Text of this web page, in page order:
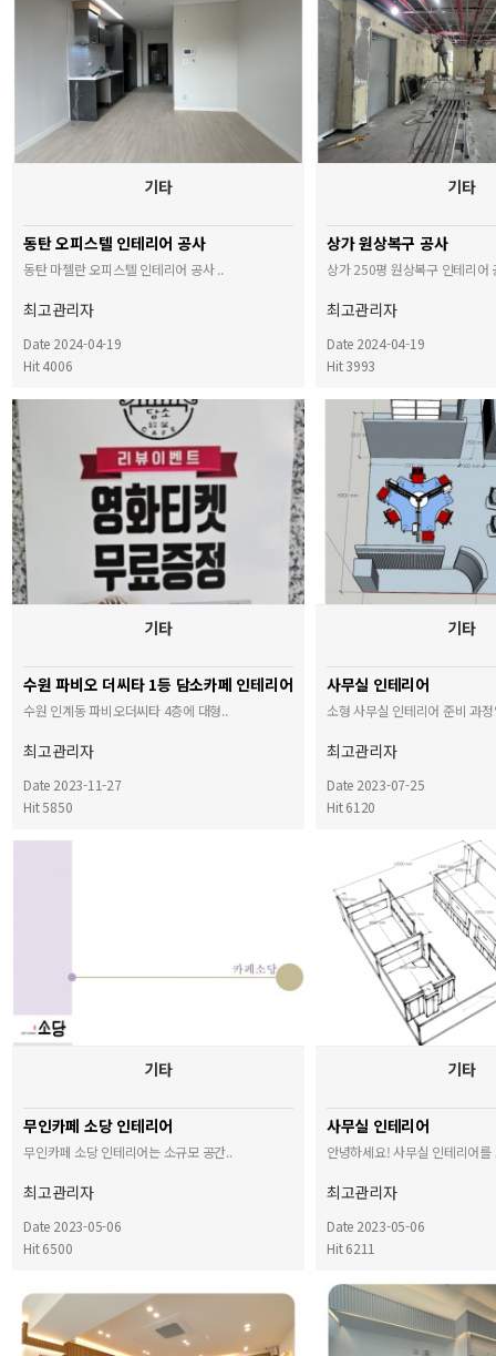
기타
동탄 오피스텔 인테리어 공사
동탄 마젤란 오피스텔 인테리어 공사 ..
최고관리자
Date 2024-04-19
Hit 4006
기타
상가 원상복구 공사
상가 250평 원상복구 인테리어
최고관리자
Date 2024-04-19
Hit 3993
기타
수원 파비오 더씨타 1등 담소카페 인테리어
수원 인계동 파비오더씨타 4층에 대형..
최고관리자
Date 2023-11-27
Hit 5850
기타
사무실 인테리어
소형 사무실 인테리어 준비 과
최고관리자
Date 2023-07-25
Hit 6120
기타
무인카페 소당 인테리어
무인카페 소당 인테리어는 소규모 공간..
최고관리자
Date 2023-05-06
Hit 6500
기타
사무실 인테리어
안녕하세요! 사무실 인테리어를
최고관리자
Date 2023-05-06
Hit 6211